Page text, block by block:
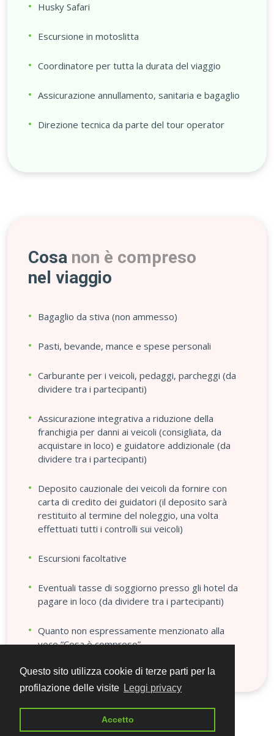
Questo sito utilizza cookie di terze parti per la
profilazione delle visite Leggi privacy
Accetto
Husky Safari
Escursione in motoslitta
Coordinatore per tutta la durata del viaggio
Assicurazione annullamento, sanitaria e bagaglio
Direzione tecnica da parte del tour operator
Cosa non è compreso
nel viaggio
Bagaglio da stiva (non ammesso)
Pasti, bevande, mance e spese personali
Carburante per i veicoli, pedaggi, parcheggi (da
dividere tra i partecipanti)
Assicurazione integrativa a riduzione della
franchigia per danni ai veicoli (consigliata, da
acquistare in loco) e guidatore addizionale (da
dividere tra i partecipanti)
Deposito cauzionale dei veicoli da fornire con
carta di credito dei guidatori (il deposito sarà
restituito al termine del noleggio, una volta
effettuati tutti i controlli sui veicoli)
Escursioni facoltative
Eventuali tasse di soggiorno presso gli hotel da
pagare in loco (da dividere tra i partecipanti)
Quanto non espressamente menzionato alla
voce “Cosa è compreso”